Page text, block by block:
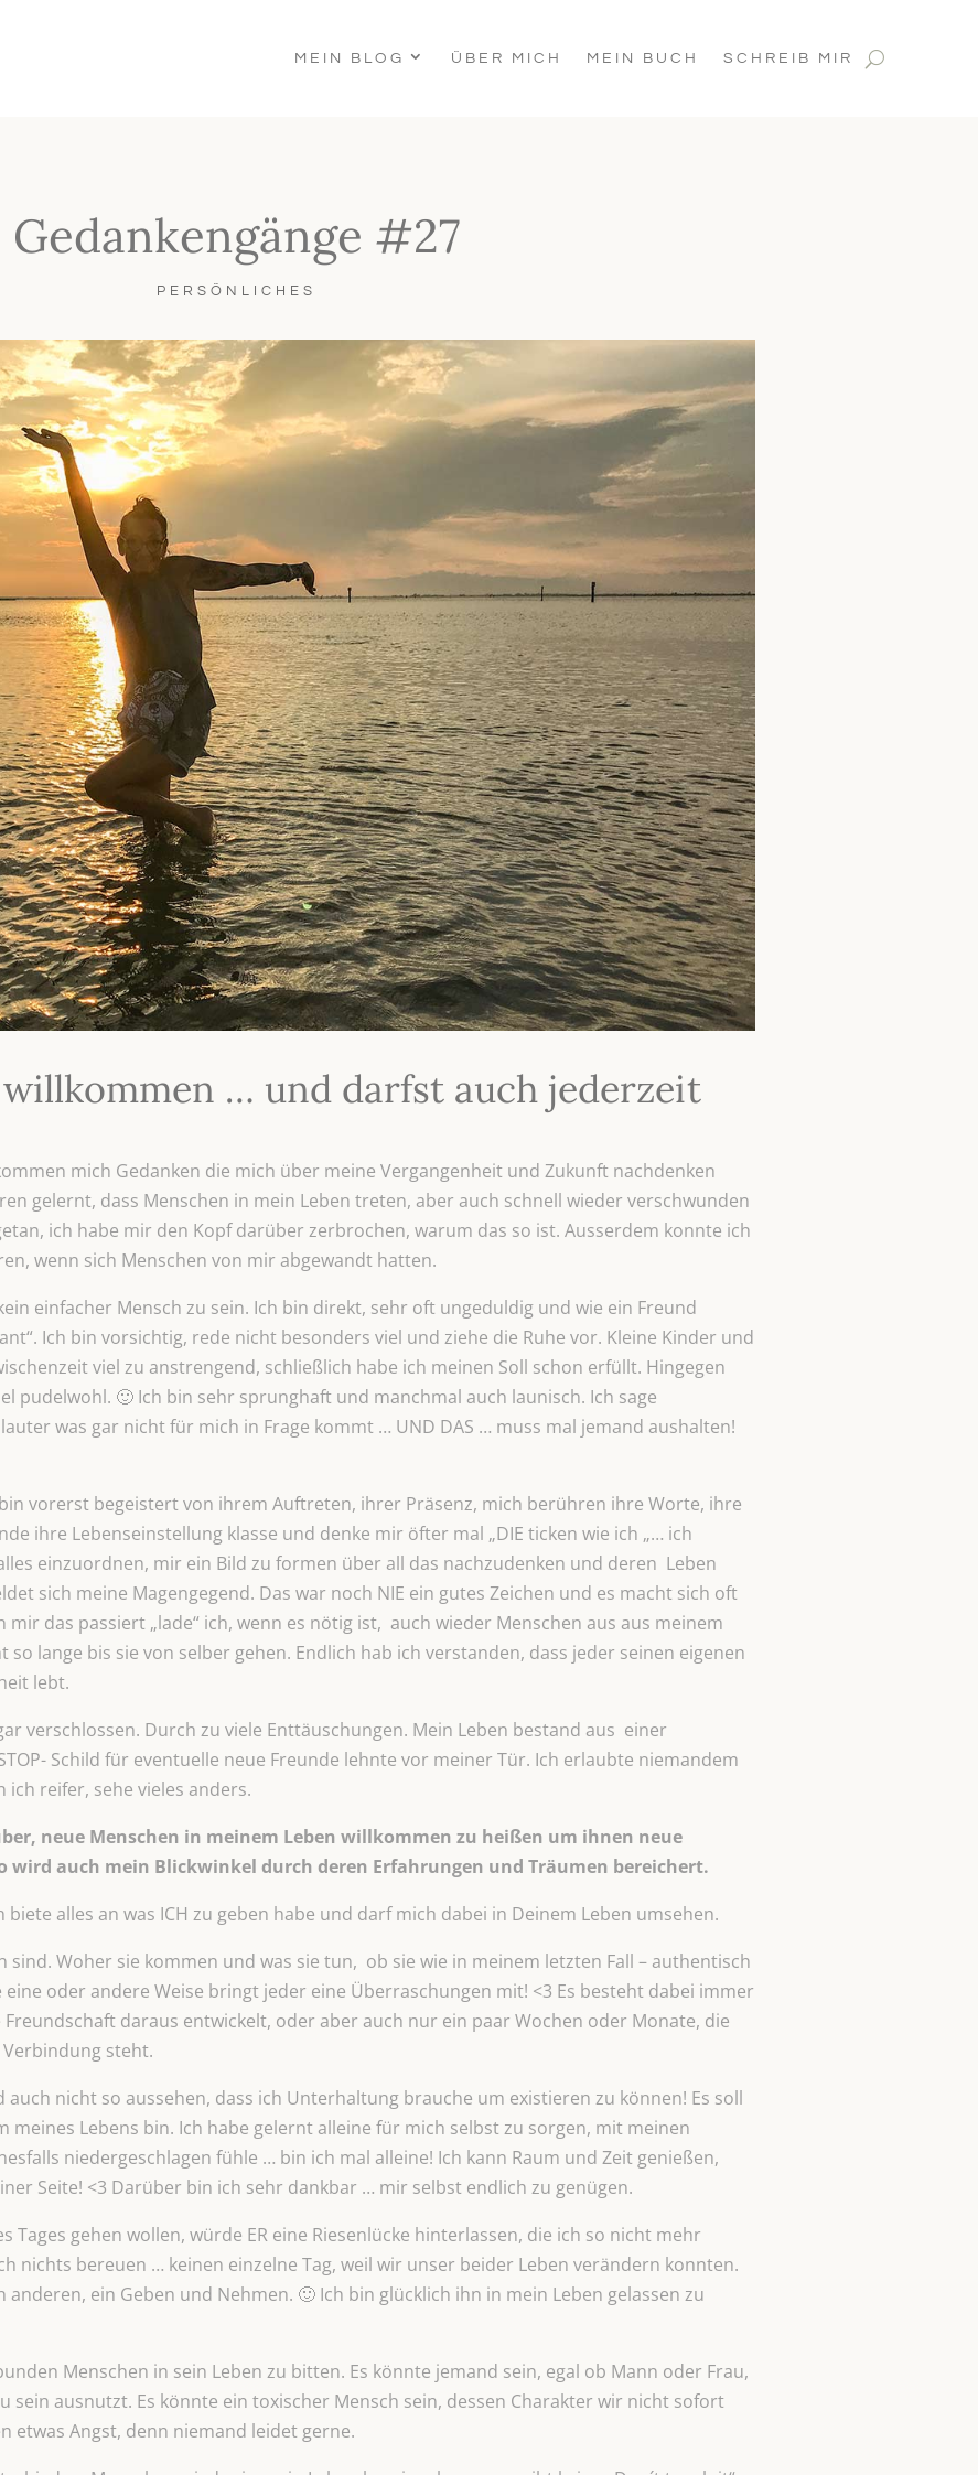
MEIN BLOG ÜBER MICH MEIN BUCH SCHREIB MIR
Gedankengänge #27
PERSÖNLICHES
… und darfst auch jederzeit
mich Gedanken die mich über meine Vergangenheit und Zukunft nachdenken
gelernt, dass Menschen in mein Leben treten, aber auch schnell wieder verschwunden
ich habe mir den Kopf darüber zerbrochen, warum das so ist. Ausserdem konnte ich
wenn sich Menschen von mir abgewandt hatten.
einfacher Mensch zu sein. Ich bin direkt, sehr oft ungeduldig und wie ein Freund
Ich bin vorsichtig, rede nicht besonders viel und ziehe die Ruhe vor. Kleine Kinder und
viel zu anstrengend, schließlich habe ich meinen Soll schon erfüllt. Hingegen
pudelwohl. 🙂 Ich bin sehr sprunghaft und manchmal auch launisch. Ich sage
was gar nicht für mich in Frage kommt … UND DAS … muss mal jemand aushalten!
vorerst begeistert von ihrem Auftreten, ihrer Präsenz, mich berühren ihre Worte, ihre
ihre Lebenseinstellung klasse und denke mir öfter mal „DIE ticken wie ich „… ich
einzuordnen, mir ein Bild zu formen über all das nachzudenken und deren Leben
sich meine Magengegend. Das war noch NIE ein gutes Zeichen und es macht sich oft
mir das passiert „lade“ ich, wenn es nötig ist, auch wieder Menschen aus aus meinem
lange bis sie von selber gehen. Endlich hab ich verstanden, dass jeder seinen eigenen
lebt.
verschlossen. Durch zu viele Enttäuschungen. Mein Leben bestand aus einer
Schild für eventuelle neue Freunde lehnte vor meiner Tür. Ich erlaubte niemandem
reifer, sehe vieles anders.
neue Menschen in meinem Leben willkommen zu heißen um ihnen neue
wird auch mein Blickwinkel durch deren Erfahrungen und Träumen bereichert.
biete alles an was ICH zu geben habe und darf mich dabei in Deinem Leben umsehen.
sind. Woher sie kommen und was sie tun, ob sie wie in meinem letzten Fall – authentisch
oder andere Weise bringt jeder eine Überraschungen mit! <3 Es besteht dabei immer
daraus entwickelt, oder aber auch nur ein paar Wochen oder Monate, die
steht.
auch nicht so aussehen, dass ich Unterhaltung brauche um existieren zu können! Es soll
meines Lebens bin. Ich habe gelernt alleine für mich selbst zu sorgen, mit meinen
niedergeschlagen fühle … bin ich mal alleine! Ich kann Raum und Zeit genießen,
Seite! <3 Darüber bin ich sehr dankbar … mir selbst endlich zu genügen.
Tages gehen wollen, würde ER eine Riesenlücke hinterlassen, die ich so nicht mehr
nichts bereuen … keinen einzelne Tag, weil wir unser beider Leben verändern konnten.
ein Geben und Nehmen. 🙂 Ich bin glücklich ihn in mein Leben gelassen zu
Menschen in sein Leben zu bitten. Es könnte jemand sein, egal ob Mann oder Frau,
sein ausnutzt. Es könnte ein toxischer Mensch sein, dessen Charakter wir nicht sofort
etwas Angst, denn niemand leidet gerne.